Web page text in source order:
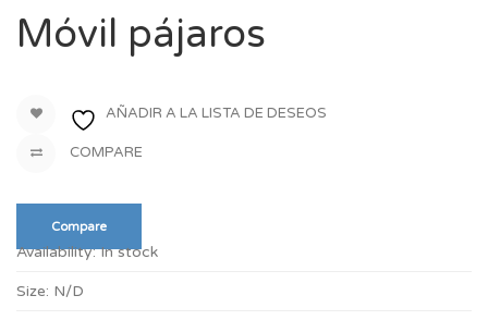
Móvil pájaros
AÑADIR A LA LISTA DE DESEOS
COMPARE
Compare
Availability: In stock
Size: N/D